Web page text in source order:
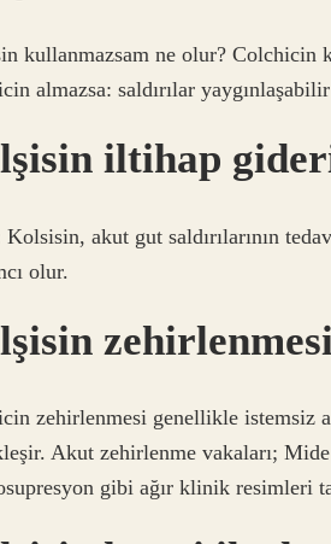
kullanmazsam ne olur? Colchicin
almazsa: saldırılar
iltihap
akut gut saldırılarının
olur.
zehirlenmesi genellikle istemsiz
Akut zehirlenme vakaları;
gibi ağır klinik resimleri